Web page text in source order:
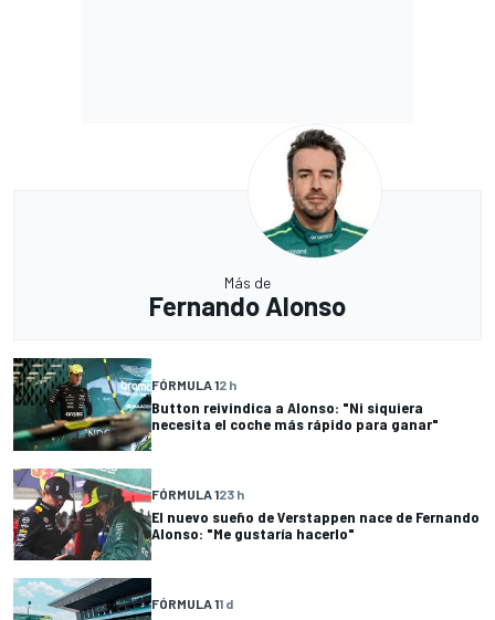
Más de
Fernando Alonso
FÓRMULA 12 h
Button reivindica a Alonso: "Ni siquiera
necesita el coche más rápido para ganar"
FÓRMULA 123 h
El nuevo sueño de Verstappen nace de Fernando
Alonso: "Me gustaría hacerlo"
FÓRMULA 11 d